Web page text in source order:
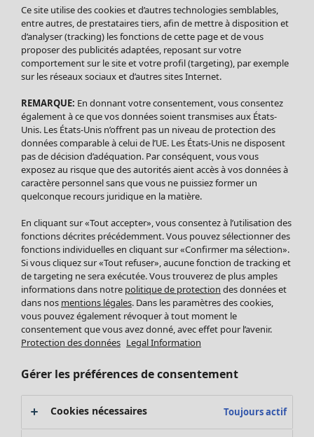
Soldes Vêtements
Tous les vêtements
Robes
Tuniques
Blouses
Tops
Gilets
Pantalon
Jupes
Leggings et collants
Accessoires
Chaussures
Vêtements de bain
Basics
Soldes Mobilier
Bonnes affaires déco
Décoration
Textiles
Tapis
Éponge
Ce site utilise des cookies et d’autres technologies semblables,
entre autres, de prestataires tiers, afin de mettre à disposition et
d’analyser (tracking) les fonctions de cette page et de vous
proposer des publicités adaptées, reposant sur votre
comportement sur le site et votre profil (targeting), par exemple
sur les réseaux sociaux et d’autres sites Internet.
REMARQUE: En donnant votre consentement, vous consentez
également à ce que vos données soient transmises aux États-
Unis. Les États-Unis n’offrent pas un niveau de protection des
données comparable à celui de l’UE. Les États-Unis ne disposent
pas de décision d’adéquation. Par conséquent, vous vous
exposez au risque que des autorités aient accès à vos données à
caractère personnel sans que vous ne puissiez former un
quelconque recours juridique en la matière.
En cliquant sur «Tout accepter», vous consentez à l’utilisation des
fonctions décrites précédemment. Vous pouvez sélectionner des
fonctions individuelles en cliquant sur «Confirmer ma sélection».
Si vous cliquez sur «Tout refuser», aucune fonction de tracking et
de targeting ne sera exécutée. Vous trouverez de plus amples
informations dans notre politique de protection des données et
dans nos mentions légales. Dans les paramètres des cookies,
vous pouvez également révoquer à tout moment le
consentement que vous avez donné, avec effet pour l’avenir.
Protection des données Legal Information
Gérer les préférences de consentement
Cookies nécessaires Toujours actif